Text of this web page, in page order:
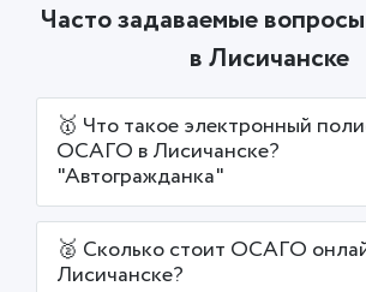
Часто задаваемые
в Лисичанске
🥇 Что такое электронный
ОСАГО в Лисичанске?
"Автогражданка"
🥈 Сколько стоит ОСАГО
Лисичанске?